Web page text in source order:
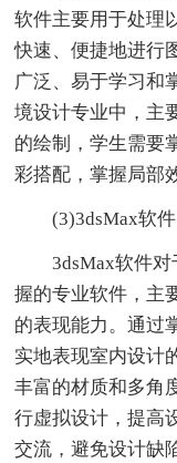
软件主要用于处理
快速、便捷地进行
广泛、易于学习和
境设计专业中，主
的绘制，学生需要
彩搭配，掌握局部
(3)3dsMax软件
3dsMax软件
握的专业软件，主
的表现能力。通过
实地表现室内设计
丰富的材质和多角
行虚拟设计，提高
交流，避免设计缺